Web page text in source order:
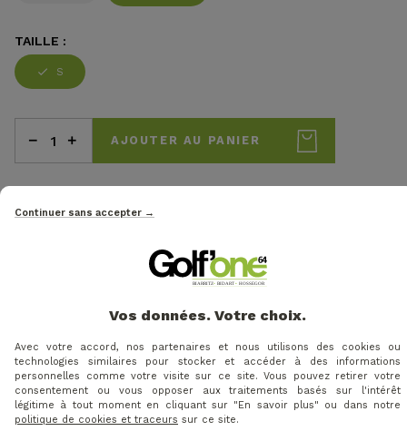
TAILLE :
S
AJOUTER AU PANIER
Caractéristiques principales
Aération sous les bras avec zip – régulation
Col DrySeal™ – protection supplémentaire contre
la pluie
Stretch 4 voies – liberté de mouvement totale
pour le swing
Continuer sans accepter →
Vos données. Votre choix.
Avec votre accord, nos partenaires et nous utilisons des cookies ou
technologies similaires pour stocker et accéder à des informations
personnelles comme votre visite sur ce site. Vous pouvez retirer votre
consentement ou vous opposer aux traitements basés sur l'intérêt
légitime à tout moment en cliquant sur "En savoir plus" ou dans notre
politique de cookies et traceurs sur ce site.